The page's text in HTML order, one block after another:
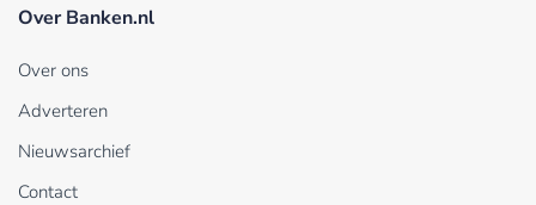
Over Banken.nl
Over ons
Adverteren
Nieuwsarchief
Contact